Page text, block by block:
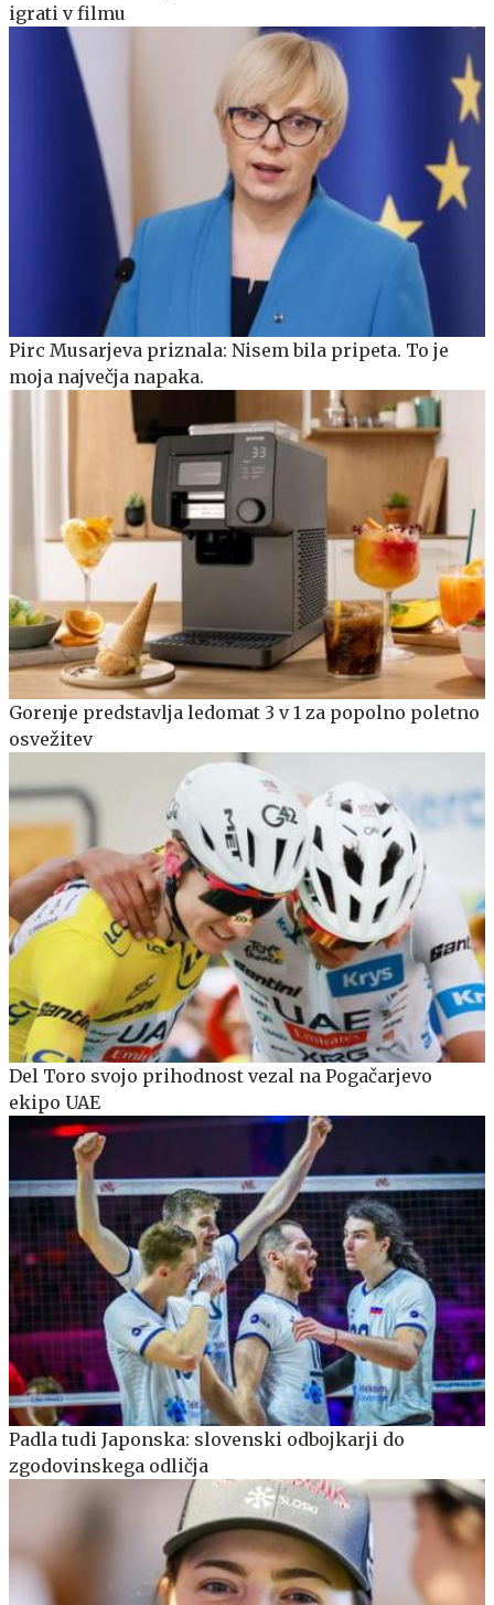
igrati v filmu
Pirc Musarjeva priznala: Nisem bila pripeta. To je
moja največja napaka.
Gorenje predstavlja ledomat 3 v 1 za popolno poletno
osvežitev
Del Toro svojo prihodnost vezal na Pogačarjevo
ekipo UAE
Padla tudi Japonska: slovenski odbojkarji do
zgodovinskega odličja